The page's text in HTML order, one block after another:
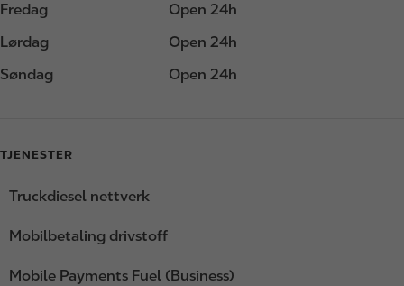
Fredag
Open 24h
Lørdag
Open 24h
Søndag
Open 24h
TJENESTER
Truckdiesel nettverk
Mobilbetaling drivstoff
Mobile Payments Fuel (Business)